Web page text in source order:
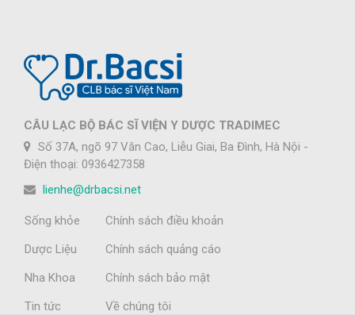
CÂU LẠC BỘ BÁC SĨ VIỆN Y DƯỢC TRADIMEC
Số 37A, ngõ 97 Văn Cao, Liễu Giai, Ba Đình, Hà Nội -
Điện thoại: 0936427358
lienhe@drbacsi.net
Sống khỏe
Dược Liệu
Nha Khoa
Tin tức
Chính sách điều khoản
Chính sách quảng cáo
Chính sách bảo mật
Về chúng tôi